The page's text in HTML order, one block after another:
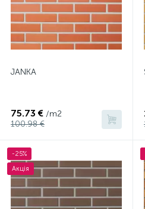
JANKA
75.73 € /m2
100.98 €
-25%
Акція